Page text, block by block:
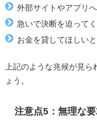
外部サイトやアプリ
急いで決断を迫って
お金を貸してほしい
上記のような兆候が見ら
ょう。
注意点5：無理な